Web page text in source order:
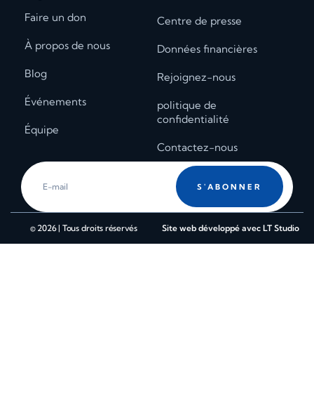
Faire un don
À propos de nous
Blog
Événements
Équipe
Centre de presse
Données financières
Rejoignez-nous
politique de
confidentialité
Contactez-nous
S'ABONNER
© 2026 | Tous droits réservés Site web développé avec LT Studio